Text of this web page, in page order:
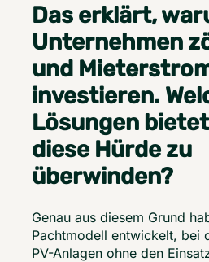
Das erklärt,
Unternehmen
und
investieren.
Lösungen
diese Hürde zu
überwinden?
Genau aus diesem Grund
Pachtmodell entwickelt, bei
PV-Anlagen ohne den